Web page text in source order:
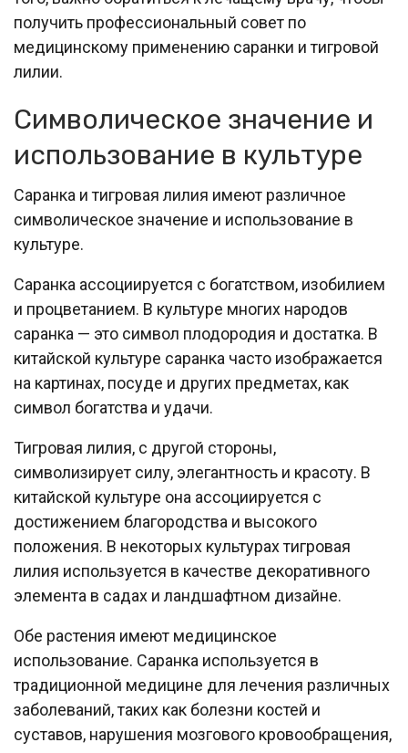
получить профессиональный совет по
медицинскому применению саранки и тигровой
лилии.
Символическое значение и
использование в культуре
Саранка и тигровая лилия имеют различное
символическое значение и использование в
культуре.
Саранка ассоциируется с богатством, изобилием
и процветанием. В культуре многих народов
саранка — это символ плодородия и достатка. В
китайской культуре саранка часто изображается
на картинах, посуде и других предметах, как
символ богатства и удачи.
Тигровая лилия, с другой стороны,
символизирует силу, элегантность и красоту. В
китайской культуре она ассоциируется с
достижением благородства и высокого
положения. В некоторых культурах тигровая
лилия используется в качестве декоративного
элемента в садах и ландшафтном дизайне.
Обе растения имеют медицинское
использование. Саранка используется в
традиционной медицине для лечения различных
заболеваний, таких как болезни костей и
суставов, нарушения мозгового кровообращения,